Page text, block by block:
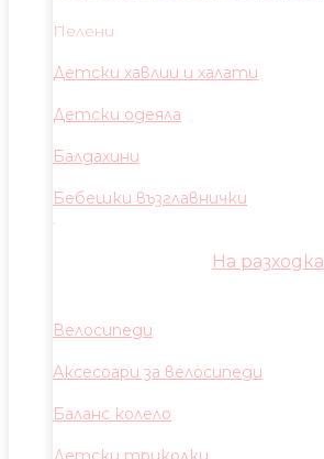
Пелени
Детски хавлии и халати
Детски одеяла
Балдахини
Бебешки възглавнички
На разходка
Велосипеди
Аксесоари за велосипеди
Баланс колело